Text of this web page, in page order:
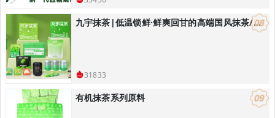
九宇抹茶|低温锁鲜·鲜爽回甘的高端国风抹茶/饮品烘焙解决方案
31833
有机抹茶系列原料